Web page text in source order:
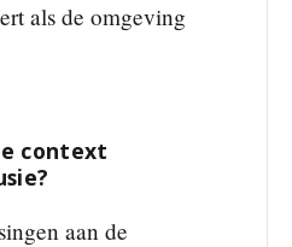
als de omgeving
context
aan de